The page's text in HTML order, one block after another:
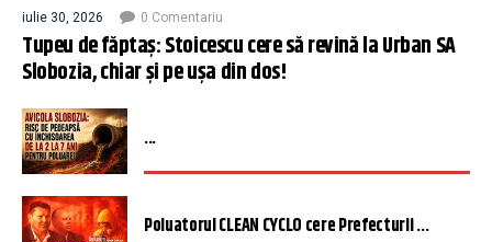
iulie 30, 2026 0 Comentariu
Tupeu de făptaș: Stoicescu cere să revină la Urban SA
Slobozia, chiar și pe ușa din dos!
...
Poluatorul CLEAN CYCLO cere Prefecturii ...